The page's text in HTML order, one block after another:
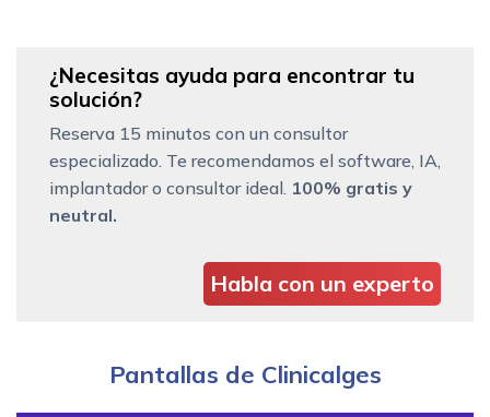
¿Necesitas ayuda para encontrar tu
solución?
Reserva 15 minutos con un consultor
especializado. Te recomendamos el software, IA,
implantador o consultor ideal. 100% gratis y
neutral.
Habla con un experto
Pantallas de Clinicalges